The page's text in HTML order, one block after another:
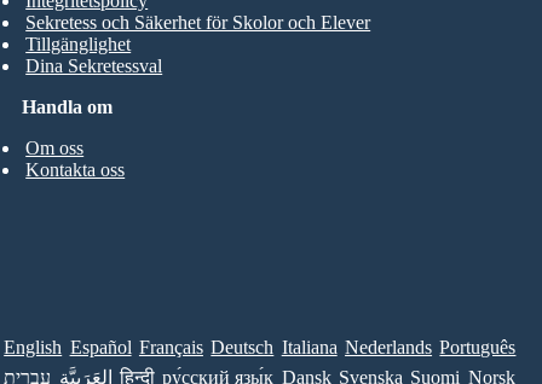
Handla om
Om oss
Kontakta oss
Sekretess och Säkerhet för Skolor och Elever
Tillgänglighet
Dina Sekretessval
English Español Français Deutsch Italiana Nederlands Português
עברית العَرَبِيَّة हिन्दी ру́сский язы́к Dansk Svenska Suomi Norsk